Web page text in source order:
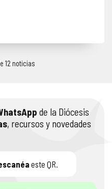
12 noticias
de la Diócesis
, recursos y novedades
este QR.